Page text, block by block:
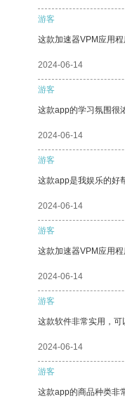
游客
这款加速器VPM应用
2024-06-14
游客
这款app的学习氛围很
2024-06-14
游客
这款app是我娱乐的好
2024-06-14
游客
这款加速器VPM应用
2024-06-14
游客
这款软件非常实用，可
2024-06-14
游客
这款app的商品种类非